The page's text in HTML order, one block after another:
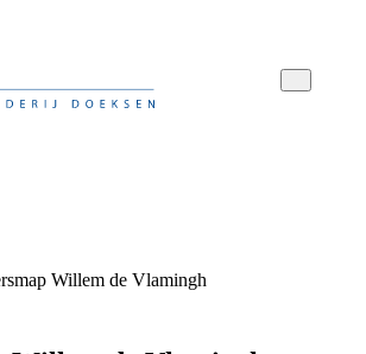
Willem de Vlamingh